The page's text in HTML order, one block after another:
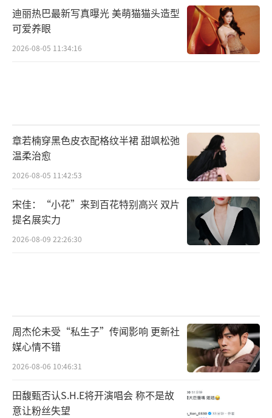
迪丽热巴最新写真曝光 美萌猫猫头造型
可爱养眼
2026-08-05 11:34:16
章若楠穿黑色皮衣配格纹半裙 甜飒松弛
温柔治愈
2026-08-05 11:42:53
宋佳：“小花”来到百花特别高兴 双片
提名展实力
2026-08-09 22:26:30
周杰伦未受“私生子”传闻影响 更新社
媒心情不错
2026-08-06 10:46:31
田馥甄否认S.H.E将开演唱会 称不是故
意让粉丝失望